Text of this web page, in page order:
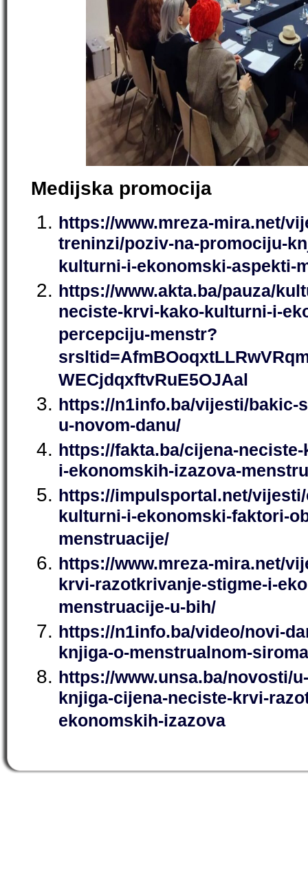
Medijska promocija
https://www.mreza-mira.net/
treninzi/poziv-na-promociju-
kulturni-i-ekonomski-aspekti-
https://www.akta.ba/pauza/
neciste-krvi-kako-kulturni-i-
percepciju-menstr?
WECjdqxftvRuE5OJAal
https://n1info.ba/vijesti/bakic-
u-novom-danu/
https://fakta.ba/cijena-
i-ekonomskih-izazova-
https://impulsportal.net/
kulturni-i-ekonomski-faktori-
menstruacije/
https://www.mreza-mira.net/
krvi-razotkrivanje-stigme-i-
menstruacije-u-bih/
https://n1info.ba/video/novi-
knjiga-o-menstrualnom-
https://www.unsa.ba/novosti/
knjiga-cijena-neciste-krvi-
ekonomskih-izazova